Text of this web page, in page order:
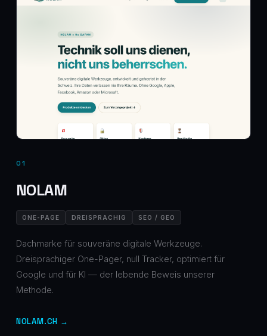
01
NOLAM
ONE-PAGE DREISPRACHIG SEO / GEO
Dachmarke für souveräne digitale Werkzeuge.
Dreisprachiger One-Pager, null Tracker, optimiert für
Google und für KI — der lebende Beweis unserer
Methode.
NOLAM.CH →